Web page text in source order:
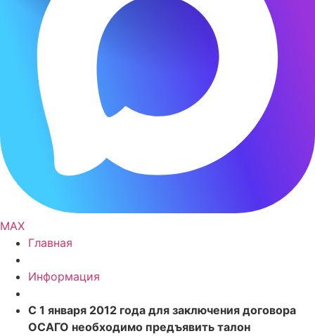
MAX
Главная
Информация
С 1 января 2012 года для заключения договора
ОСАГО необходимо предъявить талон